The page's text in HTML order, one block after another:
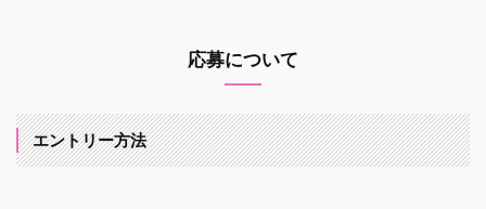
応募について
エントリー方法